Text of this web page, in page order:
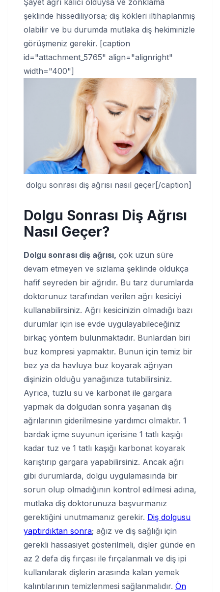
şeklinde hissediliyorsa; diş kökleri iltihaplanmış
olabilir ve bu durumda mutlaka diş hekiminizle
görüşmeniz gerekir. [caption
id="attachment_5765" align="alignright"
width="400"]
dolgu sonrası diş ağrısı nasıl geçer[/caption]
Dolgu Sonrası Diş Ağrısı
Nasıl Geçer?
Dolgu sonrası diş ağrısı, çok uzun süre
devam etmeyen ve sızlama şeklinde oldukça
hafif seyreden bir ağrıdır. Bu tarz durumlarda
doktorunuz tarafından verilen ağrı kesiciyi
kullanabilirsiniz. Ağrı kesicinizin olmadığı bazı
durumlar için ise evde uygulayabileceğiniz
birkaç yöntem bulunmaktadır. Bunlardan biri
buz kompresi yapmaktır. Bunun için temiz bir
bez ya da havluya buz koyarak ağrıyan
dişinizin olduğu yanağınıza tutabilirsiniz.
Ayrıca, tuzlu su ve karbonat ile gargara
yapmak da dolgudan sonra yaşanan diş
ağrılarının giderilmesine yardımcı olmaktır. 1
bardak içme suyunun içerisine 1 tatlı kaşığı
kadar tuz ve 1 tatlı kaşığı karbonat koyarak
karıştırıp gargara yapabilirsiniz. Ancak ağrı
gibi durumlarda, dolgu uygulamasında bir
sorun olup olmadığının kontrol edilmesi adına,
mutlaka diş doktorunuza başvurmanız
gerektiğini unutmamanız gerekir. Diş dolgusu
yaptırdıktan sonra; ağız ve diş sağlığı için
gerekli hassasiyet gösterilmeli, dişler günde en
az 2 defa diş fırçası ile fırçalanmalı ve diş ipi
kullanılarak dişlerin arasında kalan yemek
kalıntılarının temizlenmesi sağlanmalıdır. Ön